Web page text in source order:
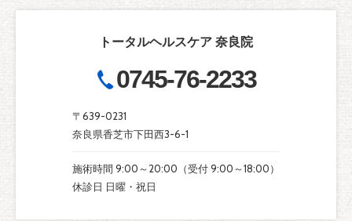
トータルヘルスケア 奈良院
0745-76-2233
〒639-0231
奈良県香芝市下田西3-6-1
施術時間 9:00～20:00（受付 9:00～18:00）
休診日 日曜・祝日